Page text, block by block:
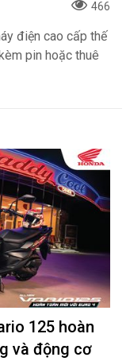
466
điện cao cấp thế
pin hoặc thuê
125 hoàn
và động cơ